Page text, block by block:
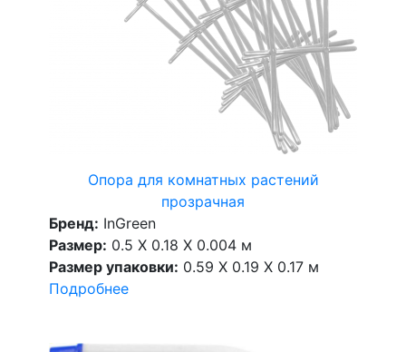
Опора для комнатных растений
прозрачная
Бренд: InGreen
Размер: 0.5 X 0.18 X 0.004 м
Размер упаковки: 0.59 X 0.19 X 0.17 м
Подробнее